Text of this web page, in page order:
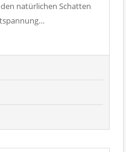
natürlichen Schatten